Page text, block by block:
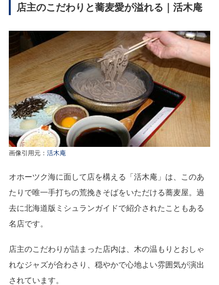
店主のこだわりと蕎麦愛が溢れる｜活木庵
画像引用元： 活木庵
オホーツク海に面して店を構える「活木庵」は、このあ
たりで唯一手打ちの荒挽きそばをいただける蕎麦屋。過
去に北海道版ミシュランガイドで紹介されたこともある
名店です。
店主のこだわりが詰まった店内は、木の温もりとおしゃ
れなジャズが合わさり、穏やかで心地よい雰囲気が演出
されています。